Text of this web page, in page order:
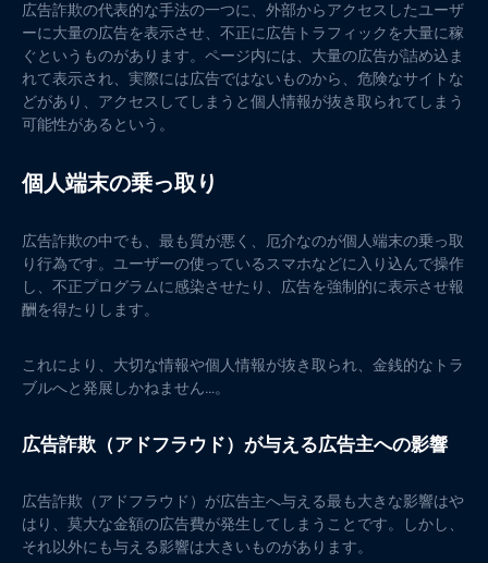
広告詐欺の代表的な手法の一つに、外部からアクセスしたユーザ
ーに大量の広告を表示させ、不正に広告トラフィックを大量に稼
ぐというものがあります。ページ内には、大量の広告が詰め込ま
れて表示され、実際には広告ではないものから、危険なサイトな
どがあり、アクセスしてしまうと個人情報が抜き取られてしまう
可能性があるという。
個人端末の乗っ取り
広告詐欺の中でも、最も質が悪く、厄介なのが個人端末の乗っ取
り行為です。ユーザーの使っているスマホなどに入り込んで操作
し、不正プログラムに感染させたり、広告を強制的に表示させ報
酬を得たりします。
これにより、大切な情報や個人情報が抜き取られ、金銭的なトラ
ブルへと発展しかねません…。
広告詐欺（アドフラウド）が与える広告主への影響
広告詐欺（アドフラウド）が広告主へ与える最も大きな影響はや
はり、莫大な金額の広告費が発生してしまうことです。しかし、
それ以外にも与える影響は大きいものがあります。